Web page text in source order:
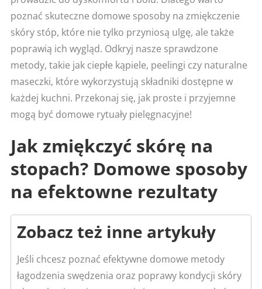
poznać skuteczne domowe sposoby na zmiękczenie
skóry stóp, które nie tylko przyniosą ulgę, ale także
poprawią ich wygląd. Odkryj nasze sprawdzone
metody, takie jak ciepłe kąpiele, peelingi czy naturalne
maseczki, które wykorzystują składniki dostępne w
każdej kuchni. Przekonaj się, jak proste i przyjemne
mogą być domowe rytuały pielęgnacyjne!
Jak zmiękczyć skórę na
stopach? Domowe sposoby
na efektowne rezultaty
Zobacz też inne artykuły
Jeśli chcesz poznać efektywne domowe metody
łagodzenia swędzenia oraz poprawy kondycji skóry